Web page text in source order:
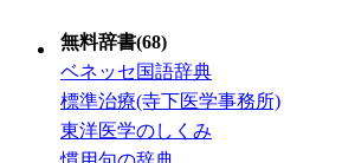
無料辞書(68)
ベネッセ国語辞典
標準治療(寺下医学事務所)
東洋医学のしくみ